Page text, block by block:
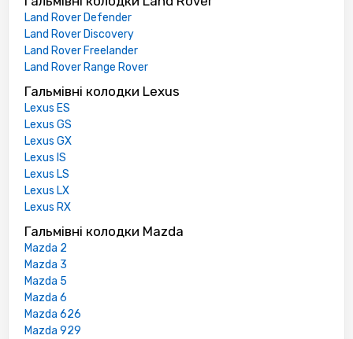
Land Rover Defender
Land Rover Discovery
Land Rover Freelander
Land Rover Range Rover
Гальмівні колодки Lexus
Lexus ES
Lexus GS
Lexus GX
Lexus IS
Lexus LS
Lexus LX
Lexus RX
Гальмівні колодки Mazda
Mazda 2
Mazda 3
Mazda 5
Mazda 6
Mazda 626
Mazda 929